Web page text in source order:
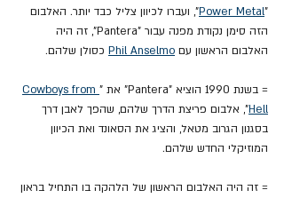
"
Power Metal", ועברו לכיוון צליל כבד יותר. האלבום
הזה סימן נקודת מפנה עבור "Pantera", זה היה
האלבום הראשון עם Phil Anselmo כסולן שלהם.
= בשנת 1990 הוציא "Pantera" את "
Cowboys from
Hell", אלבום פריצת הדרך שלהם, שהפך לאבן דרך
בסגנון הגרוב מטאל, והציג את הסאונד ואת הכיוון
המוזיקלי החדש שלהם.
= זה היה האלבום הראשון של הלהקה בו התחיל בראון